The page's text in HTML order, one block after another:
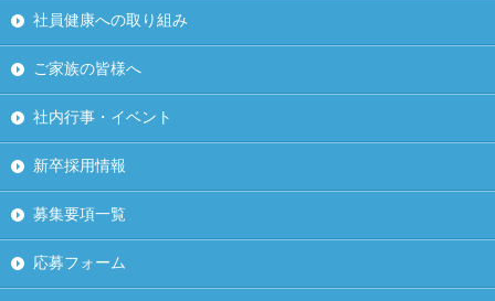
社員健康への取り組み
ご家族の皆様へ
社内行事・イベント
新卒採用情報
募集要項一覧
応募フォーム